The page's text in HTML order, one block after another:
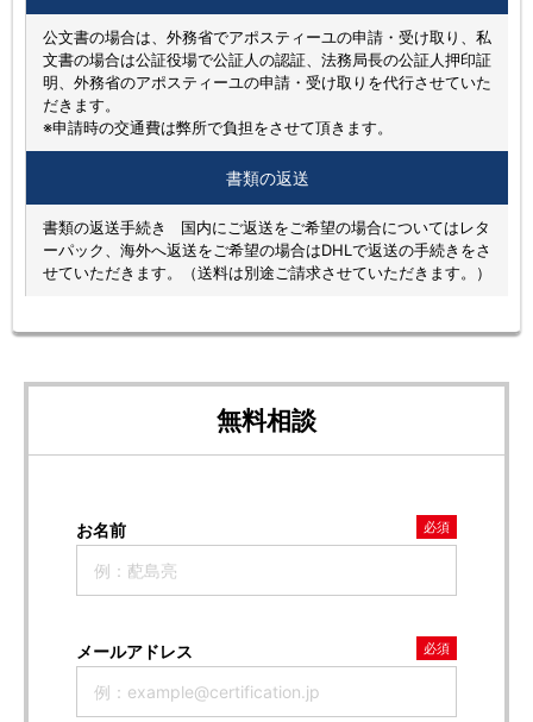
公文書の場合は、外務省でアポスティーユの申請・受け取り、私
文書の場合は公証役場で公証人の認証、法務局長の公証人押印証
明、外務省のアポスティーユの申請・受け取りを代行させていた
だきます。
※申請時の交通費は弊所で負担をさせて頂きます。
書類の返送
書類の返送手続き 国内にご返送をご希望の場合についてはレタ
ーパック、海外へ返送をご希望の場合はDHLで返送の手続きをさ
せていただきます。（送料は別途ご請求させていただきます。）
無料相談
お名前 必須
メールアドレス 必須